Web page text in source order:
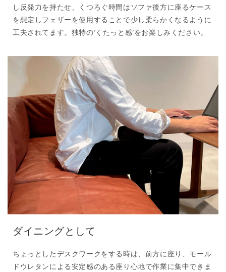
し反発力を持たせ、くつろぐ時間はソファ後方に座るケース
を想定しフェザーを使用することで少し柔らかくなるように
工夫されてます。独特の’くたっと感’をお楽しみください。
ダイニングとして
ちょっとしたデスクワークをする時は、前方に座り、モール
ドウレタンによる安定感のある座り心地で作業に集中できま